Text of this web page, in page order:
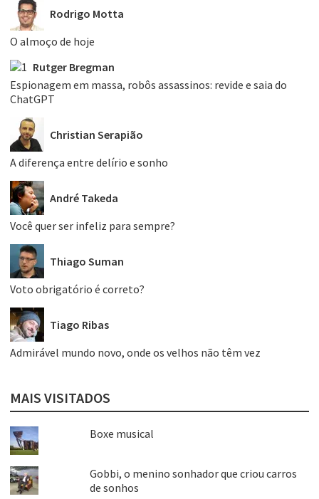
Rodrigo Motta
O almoço de hoje
Rutger Bregman
Espionagem em massa, robôs assassinos: revide e saia do
ChatGPT
Christian Serapião
A diferença entre delírio e sonho
André Takeda
Você quer ser infeliz para sempre?
Thiago Suman
Voto obrigatório é correto?
Tiago Ribas
Admirável mundo novo, onde os velhos não têm vez
MAIS VISITADOS
Boxe musical
Gobbi, o menino sonhador que criou carros
de sonhos